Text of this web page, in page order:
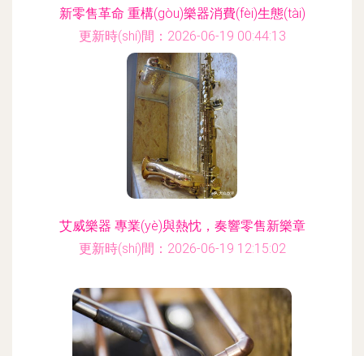
新零售革命 重構(gòu)樂器消費(fèi)生態(tài)
更新時(shí)間：2026-06-19 00:44:13
艾威樂器 專業(yè)與熱忱，奏響零售新樂章
更新時(shí)間：2026-06-19 12:15:02